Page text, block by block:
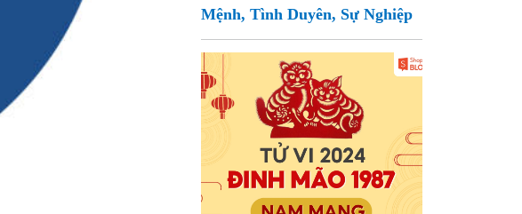
Mệnh, Tình Duyên, Sự Nghiệp